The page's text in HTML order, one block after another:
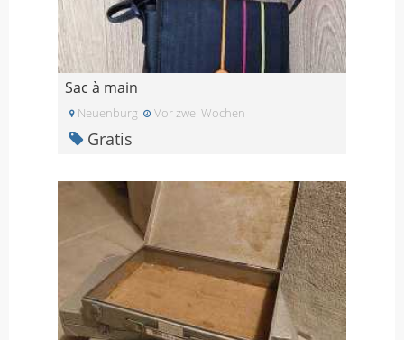
Sac à main
Neuenburg Vor zwei Wochen
Gratis